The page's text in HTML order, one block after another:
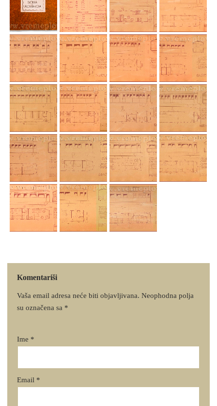
Komentariši
Vaša email adresa neće biti objavljivana. Neophodna polja
su označena sa *
Ime *
Email *